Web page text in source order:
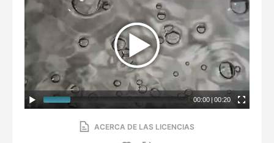
00:00 | 00:20
ACERCA DE LAS LICENCIAS